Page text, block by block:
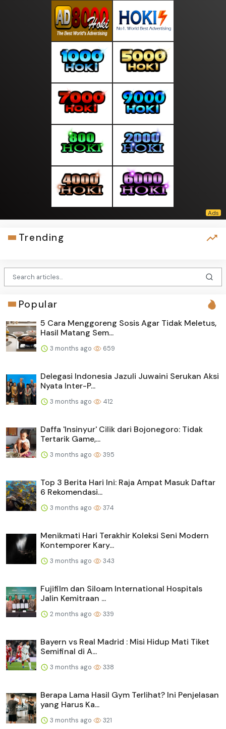
Trending
Popular
5 Cara Menggoreng Sosis Agar Tidak Meletus,
Hasil Matang Sem...
3 months ago 659
Delegasi Indonesia Jazuli Juwaini Serukan Aksi
Nyata Inter-P...
3 months ago 412
Daffa 'Insinyur' Cilik dari Bojonegoro: Tidak
Tertarik Game,...
3 months ago 395
Top 3 Berita Hari Ini: Raja Ampat Masuk Daftar
6 Rekomendasi...
3 months ago 374
Menikmati Hari Terakhir Koleksi Seni Modern
Kontemporer Kary...
3 months ago 343
Fujifilm dan Siloam International Hospitals
Jalin Kemitraan ...
2 months ago 339
Bayern vs Real Madrid : Misi Hidup Mati Tiket
Semifinal di A...
3 months ago 338
Berapa Lama Hasil Gym Terlihat? Ini Penjelasan
yang Harus Ka...
3 months ago 321